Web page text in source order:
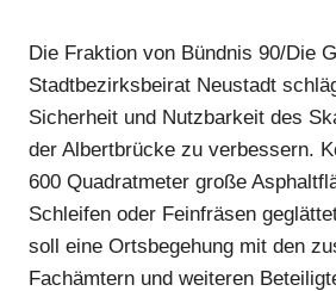
Anzeige
Die Fraktion von Bündnis 90/Die
Stadtbezirksbeirat Neustadt
Sicherheit und Nutzbarkeit des
der Albertbrücke zu verbessern.
600 Quadratmeter große
Schleifen oder Feinfräsen
soll eine Ortsbegehung mit den
Fachämtern und weiteren